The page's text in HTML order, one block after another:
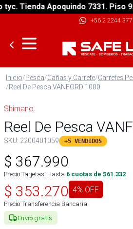
Tienda Apoquindo 7331. Piso 9.
+56 2 2244
Inicio/Pesca/Cañas y Carrete/Carretes
/Reel De Pesca VANFORD 1000
Shimano
Reel De Pesca
SKU: 2200401059 +5 VENDIDOS
$ 367.990
Precio Tarjetas: Hasta 6 cuotas de $61.332
$ 353.270 4% OFF
Precio Transferencia Bancaria
Envío gratis